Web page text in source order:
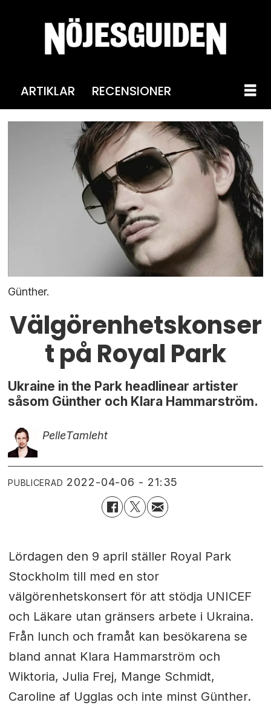
ARTIKLAR RECENSIONER
Günther.
Välgörenhetskonser
t på Royal Park
Ukraine in the Park headlinear artister
såsom Günther och Klara Hammarström.
PelleTamleht
PUBLICERAD 2022-04-06 - 21:35
Lördagen den 9 april ställer Royal Park
Stockholm till med en stor
välgörenhetskonsert för att stödja UNICEF
och Läkare utan gränsers arbete i Ukraina.
Från lunch och framåt kan besökarena se
bland annat Klara Hammarström och
Wiktoria, Julia Frej, Mange Schmidt,
Caroline af Ugglas och inte minst Günther.